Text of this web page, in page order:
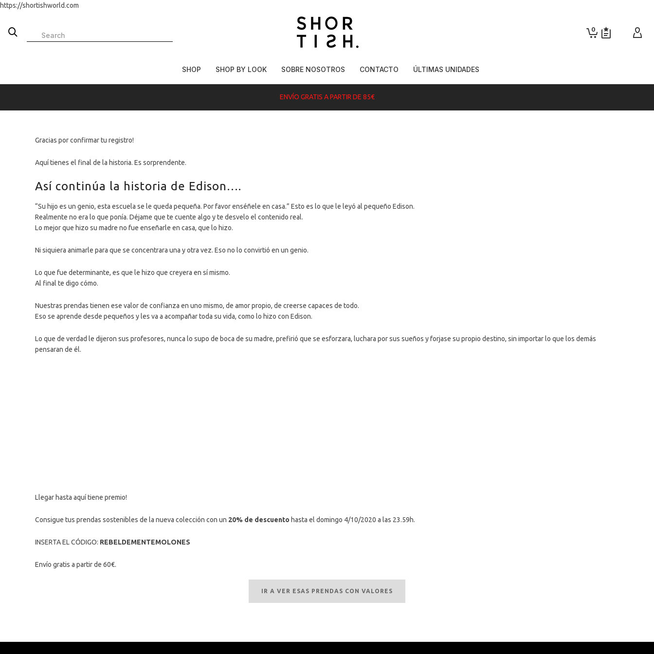
https://shortishworld.com
0
SHOP SHOP BY LOOK SOBRE NOSOTROS CONTACTO ÚLTIMAS UNIDADES
ENVÍO GRATIS A PARTIR DE 85€
Gracias por confirmar tu registro!
Aquí tienes el final de la historia. Es sorprendente.
Así continúa la historia de Edison….
“Su hijo es un genio, esta escuela se le queda pequeña. Por favor enséñele en casa.” Esto es lo que le leyó al pequeño Edison.
Realmente no era lo que ponía. Déjame que te cuente algo y te desvelo el contenido real.
Lo mejor que hizo su madre no fue enseñarle en casa, que lo hizo.
Ni siquiera animarle para que se concentrara una y otra vez. Eso no lo convirtió en un genio.
Lo que fue determinante, es que le hizo que creyera en sí mismo.
Al final te digo cómo.
Nuestras prendas tienen ese valor de confianza en uno mismo, de amor propio, de creerse capaces de todo.
Eso se aprende desde pequeños y les va a acompañar toda su vida, como lo hizo con Edison.
Lo que de verdad le dijeron sus profesores, nunca lo supo de boca de su madre, prefirió que se esforzara, luchara por sus sueños y forjase su propio destino, sin importar lo que los demás
pensaran de él.
Llegar hasta aquí tiene premio!
Consigue tus prendas sostenibles de la nueva colección con un 20% de descuento hasta el domingo 4/10/2020 a las 23.59h.
INSERTA EL CÓDIGO: REBELDEMENTEMOLONES
Envío gratis a partir de 60€.
IR A VER ESAS PRENDAS CON VALORES